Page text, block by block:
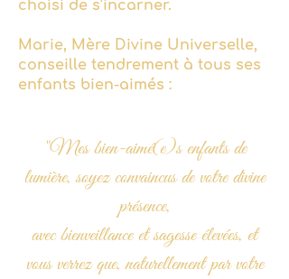
choisi de s'incarner.
Marie, Mère Divine Universelle,
conseille tendrement à tous ses
enfants bien-aimés :
"Mes bien-aimé(e)s enfants de
lumière, soyez convaincus de votre divine
présence,
avec bienveillance et sagesse élevées, et
vous verrez que, naturellement par votre